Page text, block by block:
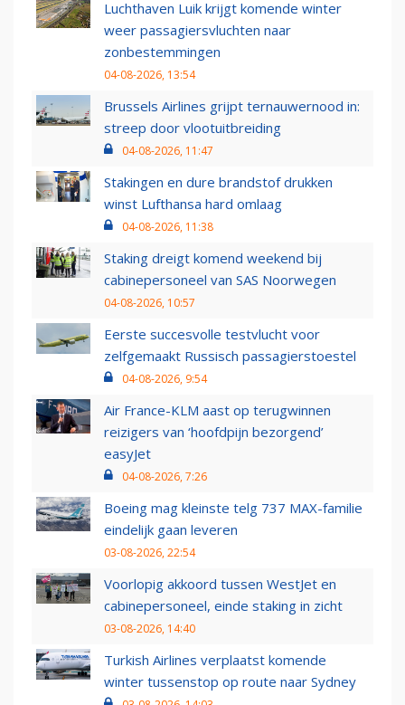
Luchthaven Luik krijgt komende winter
weer passagiersvluchten naar
zonbestemmingen
04-08-2026, 13:54
Brussels Airlines grijpt ternauwernood in:
streep door vlootuitbreiding
04-08-2026, 11:47
Stakingen en dure brandstof drukken
winst Lufthansa hard omlaag
04-08-2026, 11:38
Staking dreigt komend weekend bij
cabinepersoneel van SAS Noorwegen
04-08-2026, 10:57
Eerste succesvolle testvlucht voor
zelfgemaakt Russisch passagierstoestel
04-08-2026, 9:54
Air France-KLM aast op terugwinnen
reizigers van ‘hoofdpijn bezorgend’
easyJet
04-08-2026, 7:26
Boeing mag kleinste telg 737 MAX-familie
eindelijk gaan leveren
03-08-2026, 22:54
Voorlopig akkoord tussen WestJet en
cabinepersoneel, einde staking in zicht
03-08-2026, 14:40
Turkish Airlines verplaatst komende
winter tussenstop op route naar Sydney